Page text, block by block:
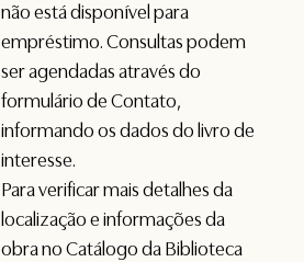
não está disponível para
empréstimo. Consultas podem
ser agendadas através do
formulário deContato,
informando os dados do livro de
interesse.
Para verificar mais detalhes da
localização e informações da
obra no Catálogo da Biblioteca